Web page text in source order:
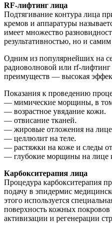
RF-лифтинг лица
Подтягивание контура лица
кремов и аппаратуры
имеет множество
результативностью, но и
Одним из популярнейших на
радиоволновой или rf-
преимуществ — высокая
Показания к проведению
— мимические морщины, в том
— возрастное увядание кожи.
— отвисание тканей.
— жировые отложения на
— целлюлит на теле.
— растяжки на коже и следы
— глубокие морщины на лице
Карбокситерапия лица
Процедура карбокситерапия
подачу в эпидермис
этого используется
поверхность кожных
активизации и регенерации